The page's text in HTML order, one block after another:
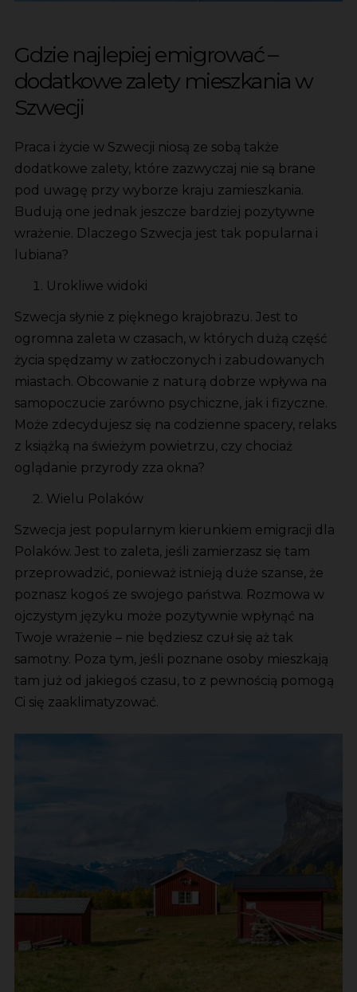
Gdzie najlepiej emigrować –
dodatkowe zalety mieszkania w
Szwecji
Praca i życie w Szwecji niosą ze sobą także
dodatkowe zalety, które zazwyczaj nie są brane
pod uwagę przy wyborze kraju zamieszkania.
Budują one jednak jeszcze bardziej pozytywne
wrażenie. Dlaczego Szwecja jest tak popularna i
lubiana?
Urokliwe widoki
Szwecja słynie z pięknego krajobrazu. Jest to
ogromna zaleta w czasach, w których dużą część
życia spędzamy w zatłoczonych i zabudowanych
miastach. Obcowanie z naturą dobrze wpływa na
samopoczucie zarówno psychiczne, jak i fizyczne.
Może zdecydujesz się na codzienne spacery, relaks
z książką na świeżym powietrzu, czy chociaż
oglądanie przyrody zza okna?
Wielu Polaków
Szwecja jest popularnym kierunkiem emigracji dla
Polaków. Jest to zaleta, jeśli zamierzasz się tam
przeprowadzić, ponieważ istnieją duże szanse, że
poznasz kogoś ze swojego państwa. Rozmowa w
ojczystym języku może pozytywnie wpłynąć na
Twoje wrażenie – nie będziesz czuł się aż tak
samotny. Poza tym, jeśli poznane osoby mieszkają
tam już od jakiegoś czasu, to z pewnością pomogą
Ci się zaaklimatyzować.